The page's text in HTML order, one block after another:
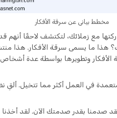
مخطط بياني عن سرقة الأفكار
مع زملائك، لتكتشف لاحقًا أنهم
هذا ما يسمى سرقة الأفكار. هذا
الأفكار وتطويرها بواسطة عدة
في العمل أكثر مما تتخيل. ألقِ
صدمنا بقدر صدمتك الآن. لقد أخذنا